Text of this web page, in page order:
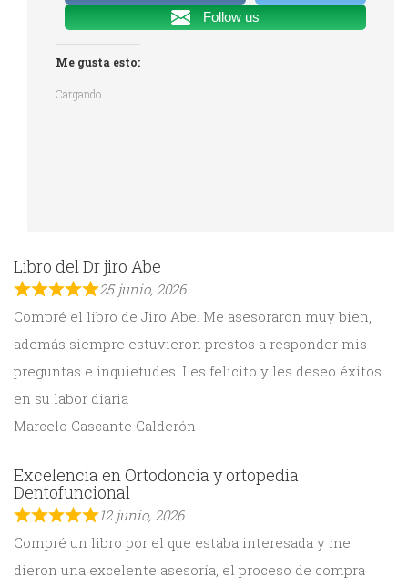
Follow us
Me gusta esto:
Cargando...
Libro del Dr jiro Abe
25 junio, 2026
Compré el libro de Jiro Abe. Me asesoraron muy bien,
además siempre estuvieron prestos a responder mis
preguntas e inquietudes. Les felicito y les deseo éxitos
en su labor diaria
Marcelo Cascante Calderón
Excelencia en Ortodoncia y ortopedia
Dentofuncional
12 junio, 2026
Compré un libro por el que estaba interesada y me
dieron una excelente asesoría, el proceso de compra